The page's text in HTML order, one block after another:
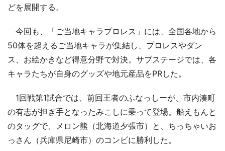
どを展開する。
今回も、「ご当地キャラプロレス」には、全国各地から
50体を超えるご当地キャラが集結し、プロレスやダン
ス、お絵かきなど得意分野で対決。サブステージでは、各
キャラたちが自身のグッズや地元産品をPRした。
1回戦第1試合では、前回王者のふなっしーが、市内湊町
の有志が担ぎ手となったみこしに乗って登場。船えもんと
のタッグで、メロン熊（北海道夕張市）と、ちっちゃいお
っさん（兵庫県尼崎市）のコンビに勝利した。